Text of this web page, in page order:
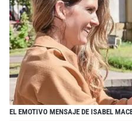
EL EMOTIVO MENSAJE DE ISABEL